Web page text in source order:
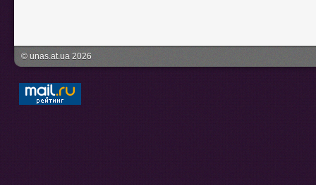
© unas.at.ua 2026